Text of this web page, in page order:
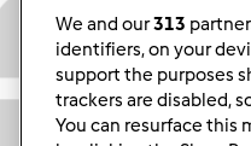
We and our313
identifiers, on your
support the purposes
trackers are disabled,
You can resurface this